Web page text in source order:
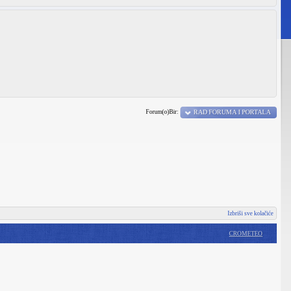
Forum(o)Bir: RAD FORUMA I PORTALA
Izbriši sve kolačiće
CROMETEO